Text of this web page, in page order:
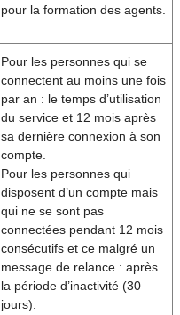
pour la formation des agents.
Pour les personnes qui se
connectent au moins une fois
par an : le temps d’utilisation
du service et 12 mois après
sa dernière connexion à son
compte.
Pour les personnes qui
disposent d’un compte mais
qui ne se sont pas
connectées pendant 12 mois
consécutifs et ce malgré un
message de relance : après
la période d’inactivité (30
jours).